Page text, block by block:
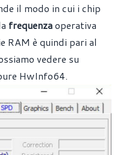
il modo in cui i chip
frequenzaoperativa
RAM è quindi pari al
vedere su
HwInfo64.